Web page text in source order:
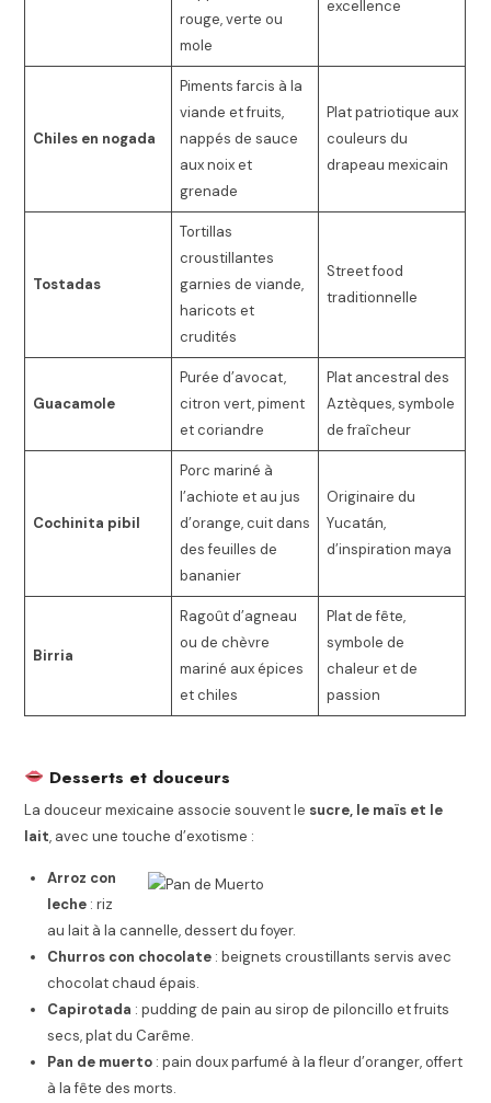
rouge, verte ou
mole
excellence
Chiles en nogada
Piments farcis à la
viande et fruits,
nappés de sauce
aux noix et
grenade
Plat patriotique aux
couleurs du
drapeau mexicain
Tostadas
Tortillas
croustillantes
garnies de viande,
haricots et
crudités
Street food
traditionnelle
Guacamole
Purée d’avocat,
citron vert, piment
et coriandre
Plat ancestral des
Aztèques, symbole
de fraîcheur
Cochinita pibil
Porc mariné à
l’achiote et au jus
d’orange, cuit dans
des feuilles de
bananier
Originaire du
Yucatán,
d’inspiration maya
Birria
Ragoût d’agneau
ou de chèvre
mariné aux épices
et chiles
Plat de fête,
symbole de
chaleur et de
passion
Desserts et douceurs
La douceur mexicaine associe souvent le sucre, le maïs et le
lait, avec une touche d’exotisme :
Arroz con
leche : riz
au lait à la cannelle, dessert du foyer.
Churros con chocolate : beignets croustillants servis avec
chocolat chaud épais.
Capirotada : pudding de pain au sirop de piloncillo et fruits
secs, plat du Carême.
Pan de muerto : pain doux parfumé à la fleur d’oranger, offert
à la fête des morts.